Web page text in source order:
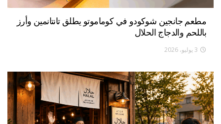
مطعم جانجين شوكودو في كوماموتو يطلق تانتانمين وأرز
باللحم والدجاج الحلال
3 يوليو، 2026